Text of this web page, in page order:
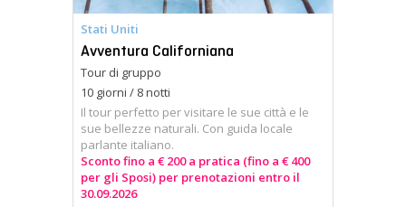
Stati Uniti
Avventura Californiana
Tour di gruppo
10 giorni / 8 notti
Il tour perfetto per visitare le sue città e le
sue bellezze naturali. Con guida locale
parlante italiano.
Sconto fino a € 200 a pratica (fino a € 400
per gli Sposi) per prenotazioni entro il
30.09.2026